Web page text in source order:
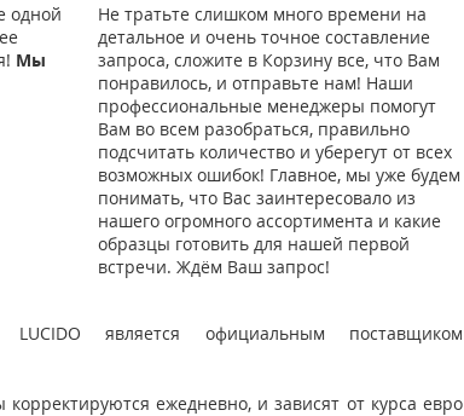
одной
Мы
Не тратьте слишком много времени на
детальное и очень точное составление
запроса, сложите в Корзину все, что Вам
понравилось, и отправьте нам! Наши
профессиональные менеджеры помогут
Вам во всем разобраться, правильно
подсчитать количество и уберегут от всех
возможных ошибок! Главное, мы уже будем
понимать, что Вас заинтересовало из
нашего огромного ассортимента и какие
образцы готовить для нашей первой
встречи. Ждём Ваш запрос!
является официальным поставщиком
ежедневно, и зависят от курса евро